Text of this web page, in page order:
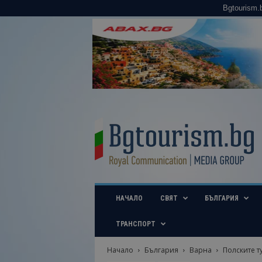
u
i
b
НАЧАЛО СВЯТ БЪЛГАРИЯ
ТРАНСПОРТ
Начало България Варна
Полските